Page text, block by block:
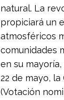
natural. La
propiciará un
atmosféricos
comunidades
en su
22 de mayo, la
(Votación